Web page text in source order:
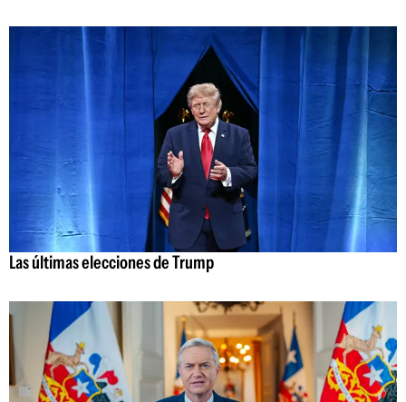
Las últimas elecciones de Trump